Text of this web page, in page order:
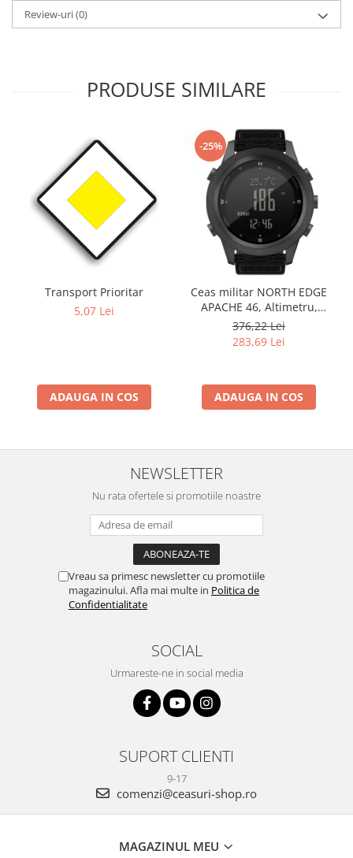
Review-uri(0)
PRODUSE SIMILARE
Transport Prioritar
5,07 Lei
ADAUGA IN COS
-25%
Ceas militar NORTH EDGE
APACHE 46, Altimetru,
Barometru, Cronometru,
Termometru, Pedometru,
Busola
376,22 Lei
283,69 Lei
ADAUGA IN COS
NEWSLETTER
Nu rata ofertele si promotiile noastre
Vreau sa primesc newsletter cu promotiile
magazinului. Afla mai multe in Politica de
Confidentialitate
SOCIAL
Urmareste-ne in social media
SUPORT CLIENTI
9-17
comenzi@ceasuri-shop.ro
MAGAZINUL MEU